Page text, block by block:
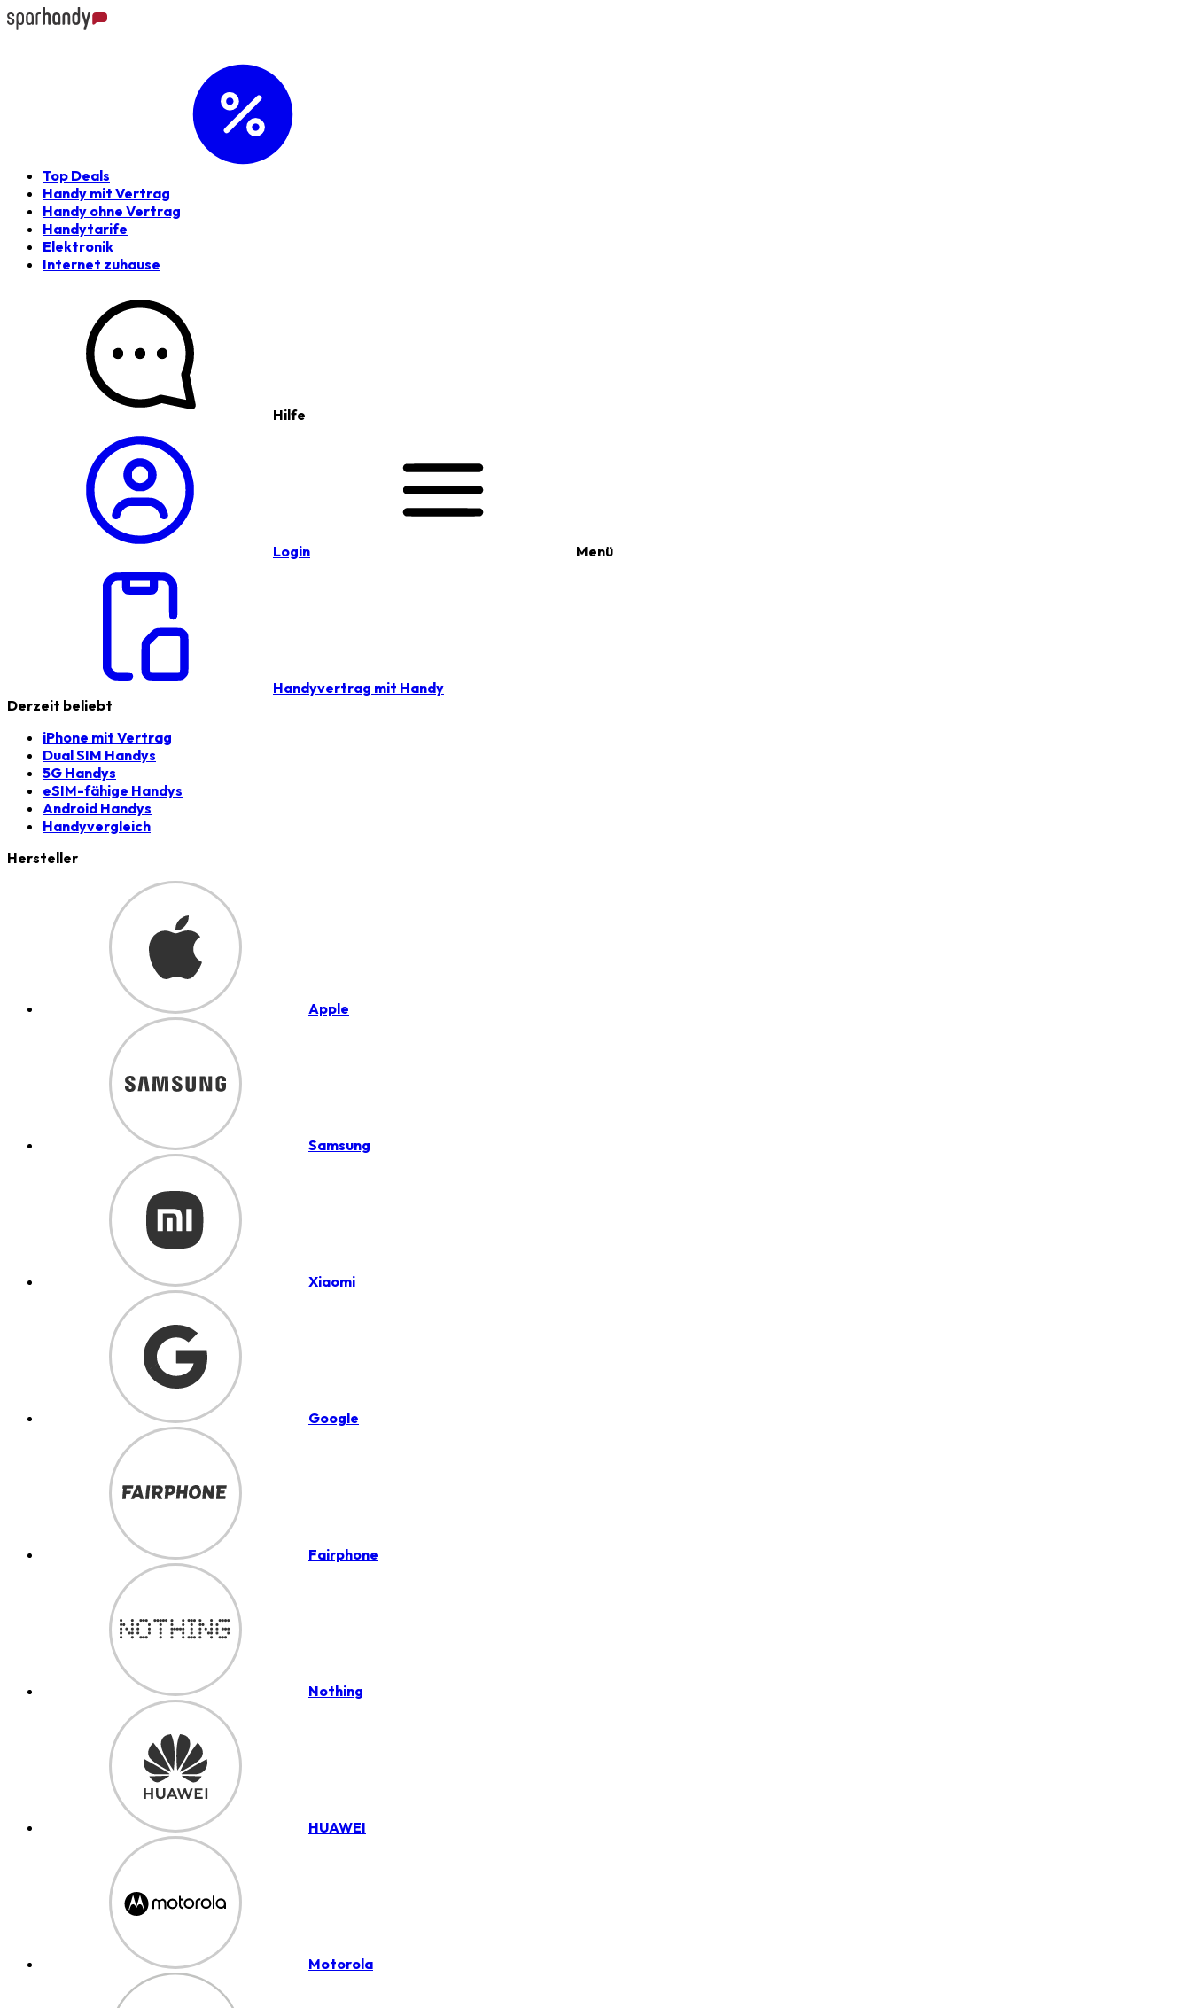
Top Deals
Handy mit Vertrag
Handy ohne Vertrag
Handytarife
Elektronik
Internet zuhause
Hilfe
Login Menü
Handyvertrag mit Handy
Derzeit beliebt
iPhone mit Vertrag
Dual SIM Handys
5G Handys
eSIM-fähige Handys
Android Handys
Handyvergleich
Hersteller
Apple
Samsung
Xiaomi
Google
Fairphone
Nothing
HUAWEI
Motorola